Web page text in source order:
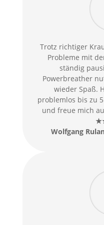
Trotz richtiger
Probleme mit
ständig
Powerbreather
wieder Spaß.
problemlos bis zu
und freue mich
Wolfgang